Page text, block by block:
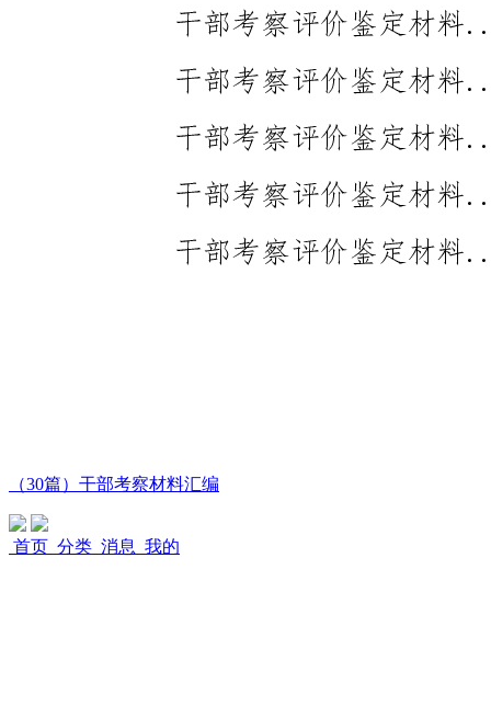
（30篇）干部考察材料汇编
首页 分类 消息 我的